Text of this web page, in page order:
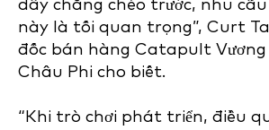
dây chằng chéo trước, nhu
này là tối quan trọng”, Curt
đốc bán hàng Catapult Vương
Châu Phi cho biết.
“Khi trò chơi phát triển, điều